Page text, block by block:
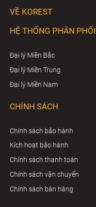
VỀ KOREST
HỆ THỐNG PHÂN PHỐI
Đại lý Miền Bắc
Đại lý Miền Trung
Đại lý Miền Nam
CHÍNH SÁCH
Chính sách bảo hành
Kích hoạt bảo hành
Chính sách thanh toán
Chính sách vận chuyển
Chính sách bán hàng